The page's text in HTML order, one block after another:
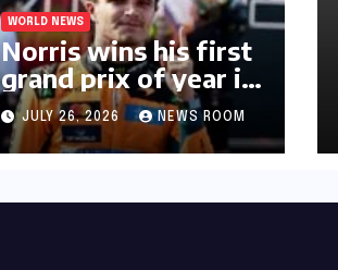
WORLD NEWS
Norris wins his first
grand prix of year in
Hungary​​
JULY 26, 2026 NEWS ROOM